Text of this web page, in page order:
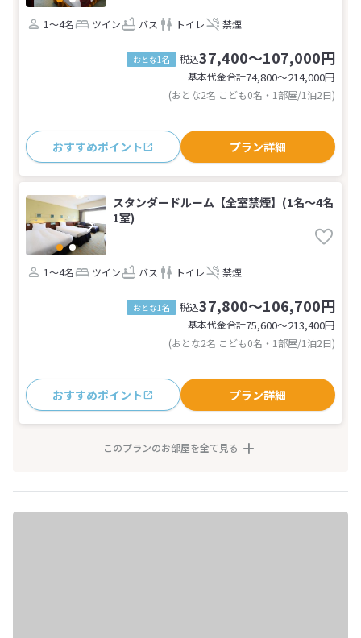
1～4名 ツイン バス トイレ 禁煙
おとな1名 税込37,400～107,000円
基本代金合計74,800〜214,000円
(おとな2名 こども0名・1部屋/1泊2日)
おすすめポイント プラン詳細
スタンダードルーム【全室禁煙】(1名～4名
1室)
1～4名 ツイン バス トイレ 禁煙
おとな1名 税込37,800～106,700円
基本代金合計75,600〜213,400円
(おとな2名 こども0名・1部屋/1泊2日)
おすすめポイント プラン詳細
このプランのお部屋を全て見る